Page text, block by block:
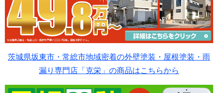
茨城県坂東市・常総市地域密着の外壁塗装・屋根塗装・雨
漏り専門店「克栄」の商品はこちらから